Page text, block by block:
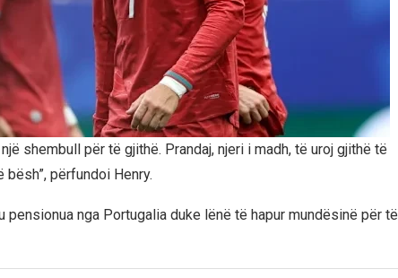
shembull për të gjithë. Prandaj, njeri i madh, të uroj gjithë të
përfundoi Henry.
pensionua nga Portugalia duke lënë të hapur mundësinë për të